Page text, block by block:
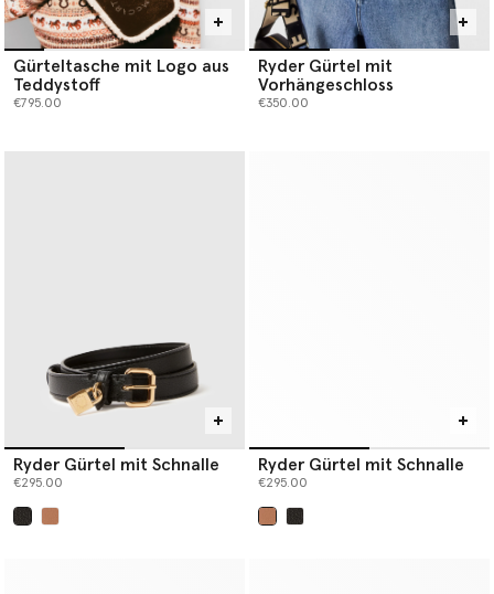
Gürteltasche mit Logo aus
Teddystoff
€795.00
Ryder Gürtel mit
Vorhängeschloss
€350.00
Ryder Gürtel mit Schnalle
€295.00
Ryder Gürtel mit Schnalle
€295.00